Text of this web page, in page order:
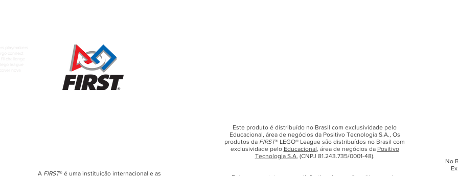
A FIRST® é uma instituição internacional e as
Este produto é distribuído no Brasil com exclusividade pelo
Educacional, área de negócios da Positivo Tecnologia S.A., Os
produtos da FIRST® LEGO® League são distribuídos no Brasil com
exclusividade pelo Educacional, área de negócios da Positivo
Tecnologia S.A. (CNPJ 81.243.735/0001-48).
No